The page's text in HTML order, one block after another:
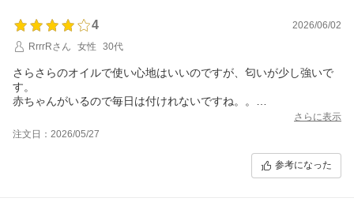
4
2026/06/02
RrrrRさん
女性 30代
さらさらのオイルで使い心地はいいのですが、匂いが少し強いで
す。
赤ちゃんがいるので毎日は付けれないですね。。
さらに表示
注文日：2026/05/27
参考になった